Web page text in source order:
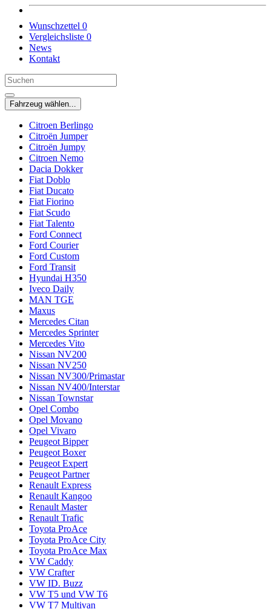
Wunschzettel 0
Vergleichsliste 0
News
Kontakt
Fahrzeug wählen...
Citroen Berlingo
Citroën Jumper
Citroën Jumpy
Citroen Nemo
Dacia Dokker
Fiat Doblo
Fiat Ducato
Fiat Fiorino
Fiat Scudo
Fiat Talento
Ford Connect
Ford Courier
Ford Custom
Ford Transit
Hyundai H350
Iveco Daily
MAN TGE
Maxus
Mercedes Citan
Mercedes Sprinter
Mercedes Vito
Nissan NV200
Nissan NV250
Nissan NV300/Primastar
Nissan NV400/Interstar
Nissan Townstar
Opel Combo
Opel Movano
Opel Vivaro
Peugeot Bipper
Peugeot Boxer
Peugeot Expert
Peugeot Partner
Renault Express
Renault Kangoo
Renault Master
Renault Trafic
Toyota ProAce
Toyota ProAce City
Toyota ProAce Max
VW Caddy
VW Crafter
VW ID. Buzz
VW T5 und VW T6
VW T7 Multivan